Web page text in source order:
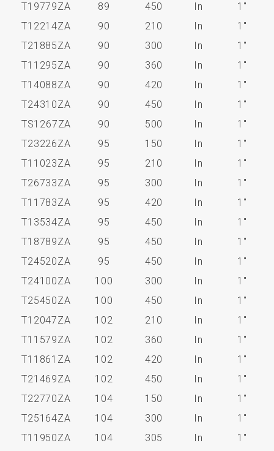
T19779ZA
89 450 In
1"
T12214ZA
90 210 In
1"
T21885ZA
90 300 In
1"
T11295ZA
90 360 In
1"
T14088ZA
90 420 In
1"
T24310ZA
90 450 In
1"
TS1267ZA
90 500 In
1"
T23226ZA
95 150 In
1"
T11023ZA
95 210 In
1"
T26733ZA
95 300 In
1"
T11783ZA
95 420 In
1"
T13534ZA
95 450 In
1"
T18789ZA
95 450 In
1"
T24520ZA
95 450 In
1"
T24100ZA
100 300 In
1"
T25450ZA
100 450 In
1"
T12047ZA
102 210 In
1"
T11579ZA
102 360 In
1"
T11861ZA
102 420 In
1"
T21469ZA
102 450 In
1"
T22770ZA
104 150 In
1"
T25164ZA
104 300 In
1"
T11950ZA
104 305 In
1"